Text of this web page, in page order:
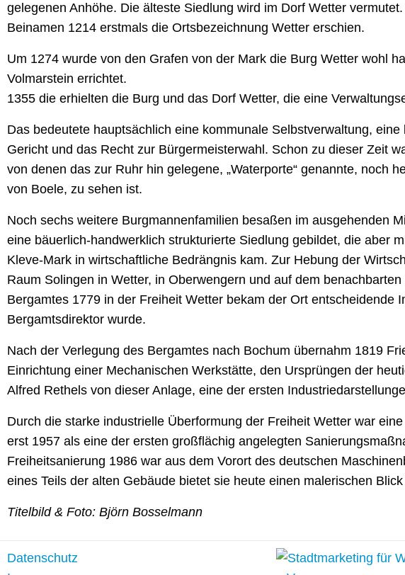
gelegenen Anhöhe. Die älteste Siedlung wird im Dorf Wetter
Beinamen 1214 erstmals die Ortsbezeichnung Wetter erschien.
Um 1274 wurde von den Grafen von der Mark die Burg Wetter wohl
Volmarstein errichtet.
1355 die erhielten die Burg und das Dorf Wetter, die eine
Das bedeutete hauptsächlich eine kommunale Selbstverwaltung,
Gericht und das Recht zur Bürgermeisterwahl. Schon zu dieser Zeit
von denen das zur Ruhr hin gelegene, „Waterporte“ genannte, noch
von Boele, zu sehen ist.
Noch sechs weitere Burgmannenfamilien besaßen im ausgehenden
eine bäuerlich-handwerklich strukturierte Siedlung gebildet, die aber
Kleve-Mark in wirtschaftliche Bedrängnis kam. Zur Hebung der
Raum Solingen in Wetter, in Oberwengern und auf dem
Bergamtes 1779 in der Freiheit Wetter bekam der Ort
Bergamtsdirektor wurde.
Nach der Verlegung des Bergamtes nach Bochum übernahm 1819
Einrichtung einer Mechanischen Werkstätte, den Ursprüngen der
Alfred Rethels von dieser Anlage, eine der ersten
Durch die starke industrielle Überformung der Freiheit Wetter war
erst 1957 als eine der ersten großflächig angelegten
Freiheitsanierung 1986 war aus dem Vorort des deutschen
eines Teils der alten Gebäude bietet sie heute einen malerischen
Titelbild & Foto: Björn Bosselmann
Datenschutz